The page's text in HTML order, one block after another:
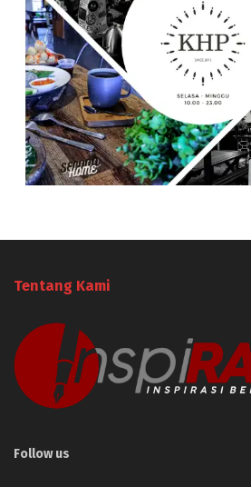
Tentang Kami
Follow us